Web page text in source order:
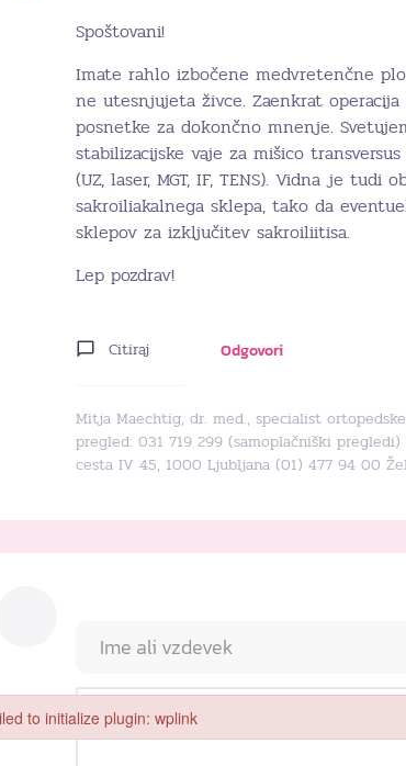
Spoštovani!
Imate rahlo izbočene medvretenčne
ne utesnjujeta živce. Zaenkrat
posnetke za dokončno mnenje.
stabilizacijske vaje za mišico
(UZ, laser, MGT, IF, TENS). Vidna je
sakroiliakalnega sklepa, tako da
sklepov za izključitev sakroiliitisa.
Lep pozdrav!
Citiraj Odgovori
Mitja Maechtig, dr. med., specialist
pregled: 031 719 299 (samoplačniški
cesta IV 45, 1000 Ljubljana (01) 477 94 00
to initialize plugin: wplink
to initialize plugin: wplink